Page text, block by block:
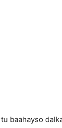
baahayso